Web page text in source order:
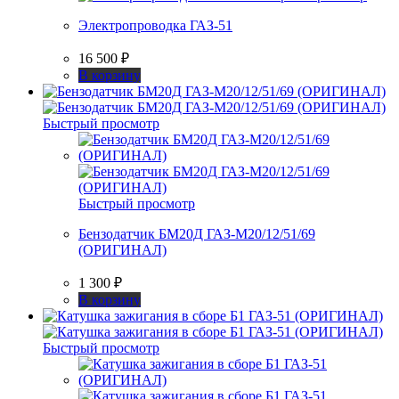
Электропроводка ГАЗ-51
16 500 ₽
В корзину
Быстрый просмотр
Быстрый просмотр
Бензодатчик БМ20Д ГАЗ-М20/12/51/69
(ОРИГИНАЛ)
1 300 ₽
В корзину
Быстрый просмотр